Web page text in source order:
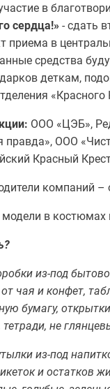
в
сердца!» - сдать
приема в
средства
деткам,
«Красного
ООО «ЦЭБ»,
правда», ООО
Красный
компаний –
модели в костюмах
из-под
чая и конфет,
бумагу,
не
из-под
и остатков